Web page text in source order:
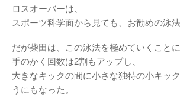
ロスオーバーは、
スポーツ科学面から見ても、お勧めの泳
だが柴田は、この泳法を極めていくことに
手のかく回数は2割もアップし、
大きなキックの間に小さな独特の小キッ
うにもなった。